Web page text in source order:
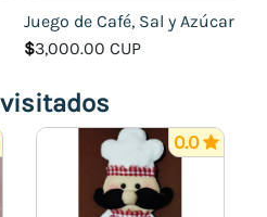
Juego de Café, Sal y Azúcar
$3,000.00 CUP
0.0